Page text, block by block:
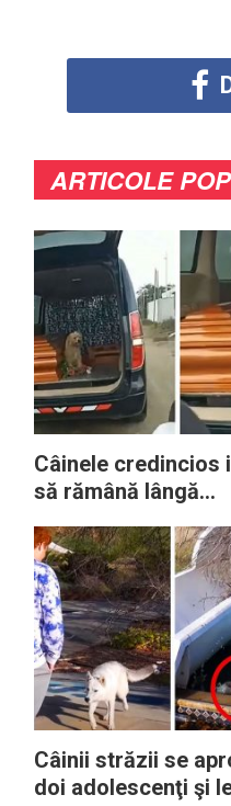
ARTICOLE
Câinele credincios
să rămână lângă
la înmormântare
Câinii străzii se
doi adolescenţi şi